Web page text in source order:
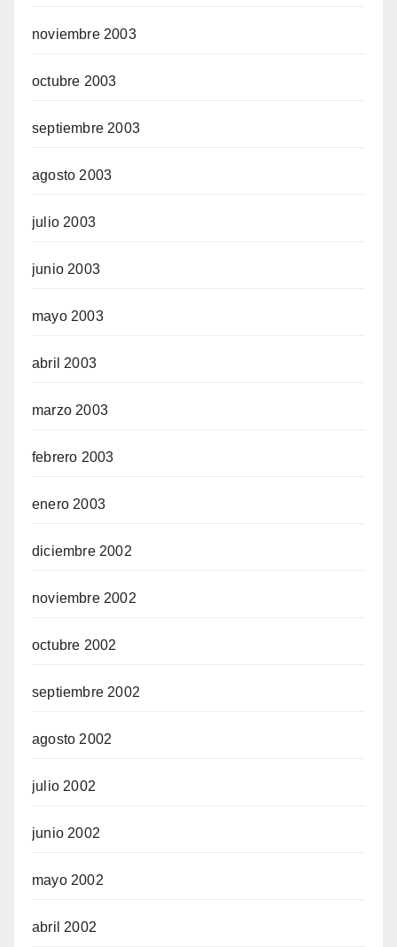
noviembre 2003
octubre 2003
septiembre 2003
agosto 2003
julio 2003
junio 2003
mayo 2003
abril 2003
marzo 2003
febrero 2003
enero 2003
diciembre 2002
noviembre 2002
octubre 2002
septiembre 2002
agosto 2002
julio 2002
junio 2002
mayo 2002
abril 2002